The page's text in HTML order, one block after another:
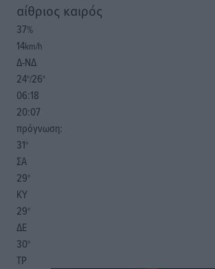
αίθριος καιρός
37%
14km/h
Δ-ΝΔ
24°/26°
06:18
20:07
πρόγνωση:
31°
ΣΑ
29°
ΚΥ
29°
ΔΕ
30°
ΤΡ